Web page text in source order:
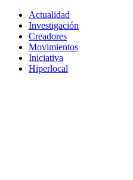
Actualidad
Investigación
Creadores
Movimientos
Iniciativa
Hiperlocal